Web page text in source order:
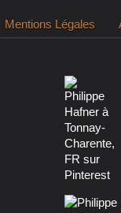
Mentions Légales